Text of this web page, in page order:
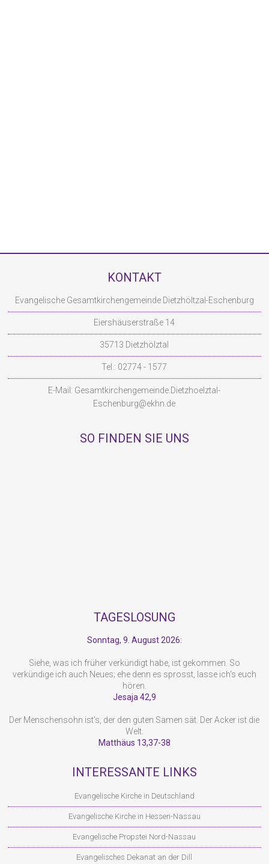
KONTAKT
Evangelische Gesamtkirchengemeinde Dietzhöltzal-Eschenburg
Eiershäuserstraße 14
35713 Dietzhölztal
Tel.: 02774 - 1577
E-Mail: Gesamtkirchengemeinde.Dietzhoelztal-
Eschenburg@ekhn.de
SO FINDEN SIE UNS
TAGESLOSUNG
Sonntag, 9. August 2026:
Siehe, was ich früher verkündigt habe, ist gekommen. So
verkündige ich auch Neues; ehe denn es sprosst, lasse ich's euch
hören.
Jesaja 42,9
Der Menschensohn ist's, der den guten Samen sät. Der Acker ist die
Welt.
Matthäus 13,37-38
INTERESSANTE LINKS
Evangelische Kirche in Deutschland
Evangelische Kirche in Hessen-Nassau
Evangelische Propstei Nord-Nassau
Evangelisches Dekanat an der Dill